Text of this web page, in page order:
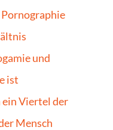
und
ist
Viertel der
Mensch